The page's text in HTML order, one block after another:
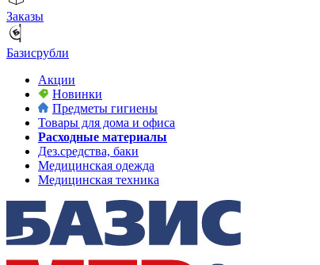
Заказы
Базисрубли
Акции
Новинки
Предметы гигиены
Товары для дома и офиса
Расходные материалы
Дез.средства, баки
Медицинская одежда
Медицинская техника